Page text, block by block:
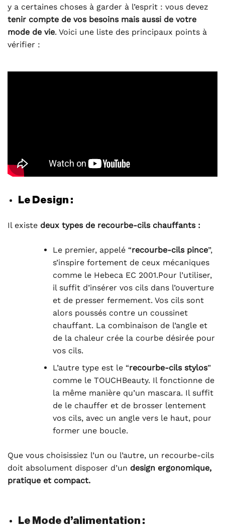
y a certaines choses à garder à l’esprit : vous devez
tenir compte de vos besoins mais aussi de votre
mode de vie. Voici une liste des principaux points à
vérifier :
Le Design :
Il existe deux types de recourbe-cils chauffants :
Le premier, appelé “recourbe-cils pince”,
s’inspire fortement de ceux mécaniques
comme le Hebeca EC 2001.Pour l’utiliser,
il suffit d’insérer vos cils dans l’ouverture
et de presser fermement. Vos cils sont
alors poussés contre un coussinet
chauffant. La combinaison de l’angle et
de la chaleur crée la courbe désirée pour
vos cils.
L’autre type est le “recourbe-cils stylos”
comme le TOUCHBeauty. Il fonctionne de
la même manière qu’un mascara. Il suffit
de le chauffer et de brosser lentement
vos cils, avec un angle vers le haut, pour
former une boucle.
Que vous choisissiez l’un ou l’autre, un recourbe-cils
doit absolument disposer d’un design ergonomique,
pratique et compact.
Le Mode d’alimentation :